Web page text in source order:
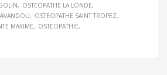
OSTEOPATHE LA LONDE
OSTEOPATHE SAINT TROPEZ
MAXIME
OSTEOPATHIE